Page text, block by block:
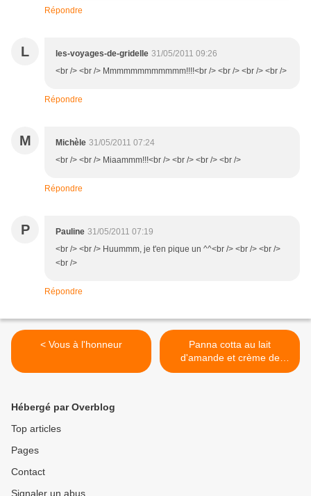
Répondre
L les-voyages-de-gridelle 31/05/2011 09:26
<br /> <br /> Mmmmmmmmmmmm!!!!<br /> <br /> <br /> <br />
Répondre
M Michèle 31/05/2011 07:24
<br /> <br /> Miaammm!!!<br /> <br /> <br /> <br />
Répondre
P Pauline 31/05/2011 07:19
<br /> <br /> Huummm, je t'en pique un ^^<br /> <br /> <br />
<br />
Répondre
< Vous à l'honneur
Panna cotta au lait
d'amande et crème de
carambar >
Hébergé par Overblog
Top articles
Pages
Contact
Signaler un abus